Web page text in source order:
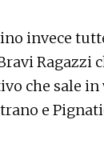
invece
Ragazzi
che sale
e